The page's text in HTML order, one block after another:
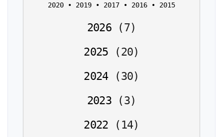
2020 • 2019 • 2017 • 2016 • 2015
2026 (7)
2025
(20)
2024
(30)
2023
(3)
2022
( 14)